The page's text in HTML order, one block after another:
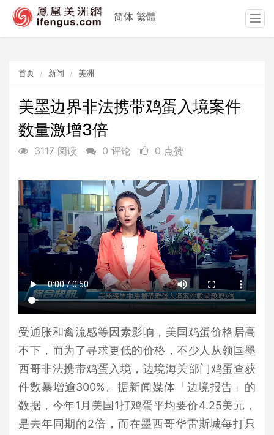
首页 新闻 美洲
美墨边界非法携带鸡蛋入境案件
数量激增3倍
3117 阅读 0 评论 0 点赞
受通胀和禽流感等因素影响，美国鸡蛋价格居高
不下，而为了寻求更低的价格，不少人从领国墨
西哥非法携带鸡蛋入境，边境海关部门鸡蛋查获
件数暴增逾300%。据新闻媒体「边境报告」的
数据，今年1月美国1打鸡蛋平均要价4.25美元，
是去年同期的2倍，而在墨西哥华雷斯城每打只
简体 繁體
T
o
t
o
n